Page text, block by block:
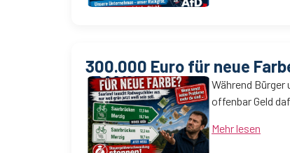
300.000 Euro für neue
Während
offenbar Geld
Mehr lesen